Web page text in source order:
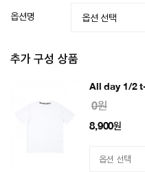
옵션명
추가 구성 상품
All day 1/2
0원
8,900원